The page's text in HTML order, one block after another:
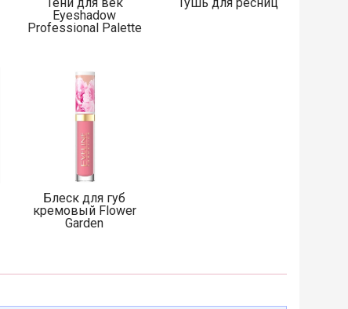
Eyeshadow
Professional Palette
Блеск для губ
кремовый Flower
Garden